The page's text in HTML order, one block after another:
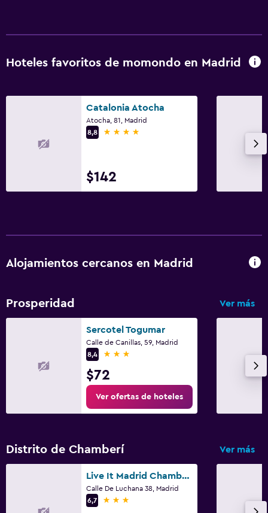
Terraza/patio
Servicio de planchado
Servicios de lavandería/tintorería
Caja fuerte para laptops
Actividades
Ideal para familias
Cuna/cama nido disponibles
Gimnasio
Hoteles favoritos de momondo en Madrid
Catalonia Atocha
Atocha, 81, Madrid
8,8
4 estrellas
$142
Alojamientos cercanos en Madrid
Prosperidad Ver más
Sercotel Togumar
Calle de Canillas, 59, Madrid
8,4
3 estrellas
$72
Ver ofertas de hoteles
Distrito de Chamberí Ver más
Live It Madrid Chamberi
Calle De Luchana 38, Madrid
6,7
3 estrellas